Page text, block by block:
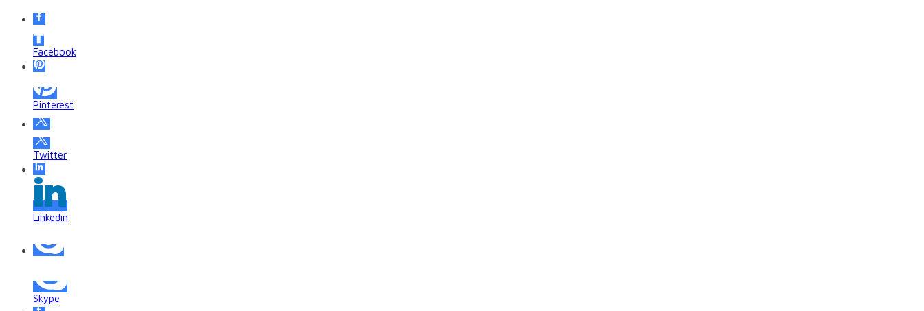
Facebook
Pinterest
Twitter
Linkedin
Skype